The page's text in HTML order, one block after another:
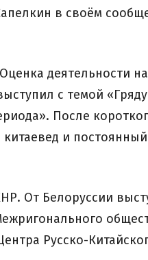
в своём
деятельности
с темой
После
и
От Белоруссии
Русско-